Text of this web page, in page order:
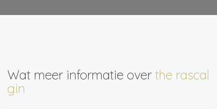
Wat meer informatie over the rascal
gin